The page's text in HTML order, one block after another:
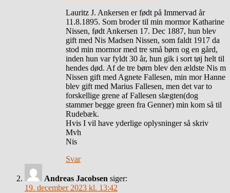
Lauritz J. Ankersen er født på Immervad år
11.8.1895. Som broder til min mormor Katharine
Nissen, født Ankersen 17. Dec 1887, hun blev
gift med Nis Madsen Nissen, som faldt 1917 da
stod min mormor med tre små børn og en gård,
inden hun var fyldt 30 år, hun gik i sort tøj helt til
hendes død. Af de tre børn blev den ældste Nis m
Nissen gift med Agnete Fallesen, min mor Hanne
blev gift med Marius Fallesen, men det var to
forskellige grene af Fallesen slægten(dog
stammer begge green fra Genner) min kom så til
Rudebæk.
Hvis I vil have yderlige oplysninger så skriv
Mvh
Nis
Svar
Andreas Jacobsen siger:
19. december 2023 kl. 13:42